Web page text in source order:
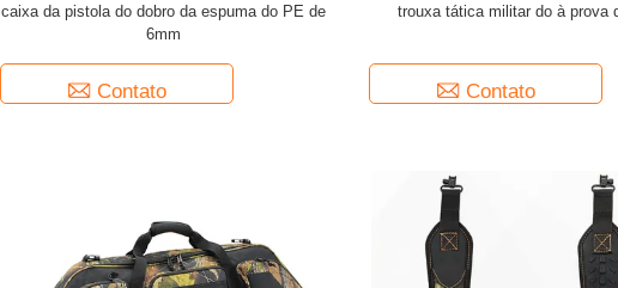
caixa da pistola do dobro da espuma do PE de
6mm
Contato
trouxa tática militar do à prova
Contato